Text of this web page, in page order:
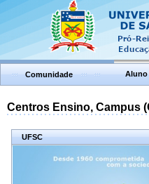
Comunidade Aluno
Centros Ensino, Campus
UFSC